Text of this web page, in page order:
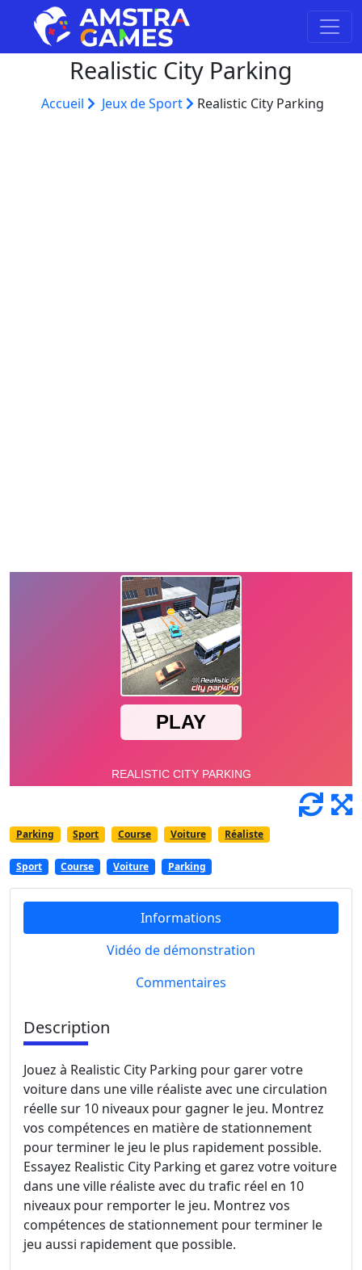
Realistic City Parking
Accueil Jeux de Sport Realistic City Parking
Parking Sport Course Voiture Réaliste
Sport Course Voiture Parking
Informations
Vidéo de démonstration
Commentaires
Description
Jouez à Realistic City Parking pour garer votre
voiture dans une ville réaliste avec une circulation
réelle sur 10 niveaux pour gagner le jeu. Montrez
vos compétences en matière de stationnement
pour terminer le jeu le plus rapidement possible.
Essayez Realistic City Parking et garez votre voiture
dans une ville réaliste avec du trafic réel en 10
niveaux pour remporter le jeu. Montrez vos
compétences de stationnement pour terminer le
jeu aussi rapidement que possible.